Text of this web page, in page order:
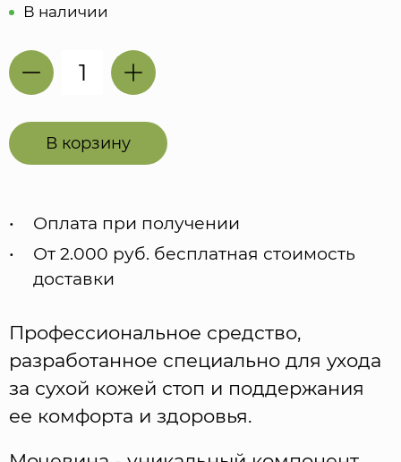
В наличии
В корзину
Оплата при получении
От 2.000 руб. бесплатная стоимость
доставки
Профессиональное средство,
разработанное специально для ухода
за сухой кожей стоп и поддержания
ее комфорта и здоровья.